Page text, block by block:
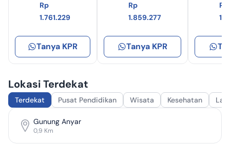
Rp
1.761.229
Tanya KPR
Rp
1.859.277
Tanya KPR
Rp
Lokasi Terdekat
Terdekat Pusat Pendidikan Wisata Kesehatan
Gunung Anyar
0,9 Km